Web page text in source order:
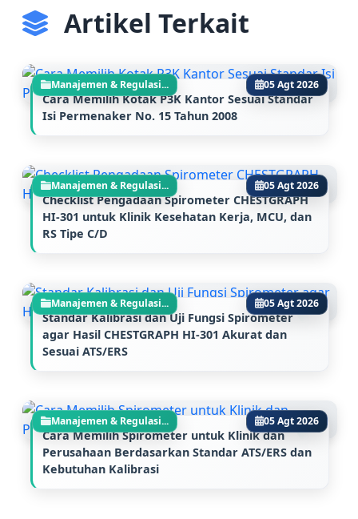
Artikel Terkait
Manajemen & Regulasi... 05 Agt 2026
Cara Memilih Kotak P3K Kantor Sesuai Standar
Isi Permenaker No. 15 Tahun 2008
Manajemen & Regulasi... 05 Agt 2026
Checklist Pengadaan Spirometer CHESTGRAPH
HI-301 untuk Klinik Kesehatan Kerja, MCU, dan
RS Tipe C/D
Manajemen & Regulasi... 05 Agt 2026
Standar Kalibrasi dan Uji Fungsi Spirometer
agar Hasil CHESTGRAPH HI-301 Akurat dan
Sesuai ATS/ERS
Manajemen & Regulasi... 05 Agt 2026
Cara Memilih Spirometer untuk Klinik dan
Perusahaan Berdasarkan Standar ATS/ERS dan
Kebutuhan Kalibrasi